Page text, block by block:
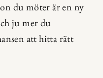
du möter är en ny
ju mer du
att hitta rätt